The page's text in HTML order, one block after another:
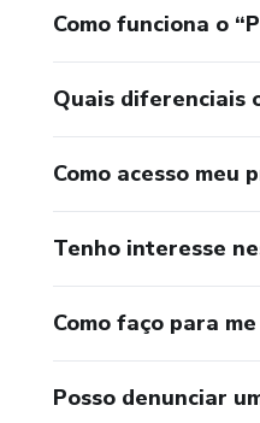
Como funciona o
Quais diferenciais
Como acesso meu
Tenho interesse
Como faço para
Posso denunciar